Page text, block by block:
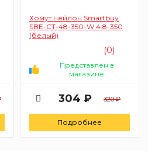
Хомут нейлон Smartbuy
SBE-CT-48-350-W 4.8-350
(белый)
(0)
Представлен в
магазине
304 ₽ 320 ₽
Подробнее